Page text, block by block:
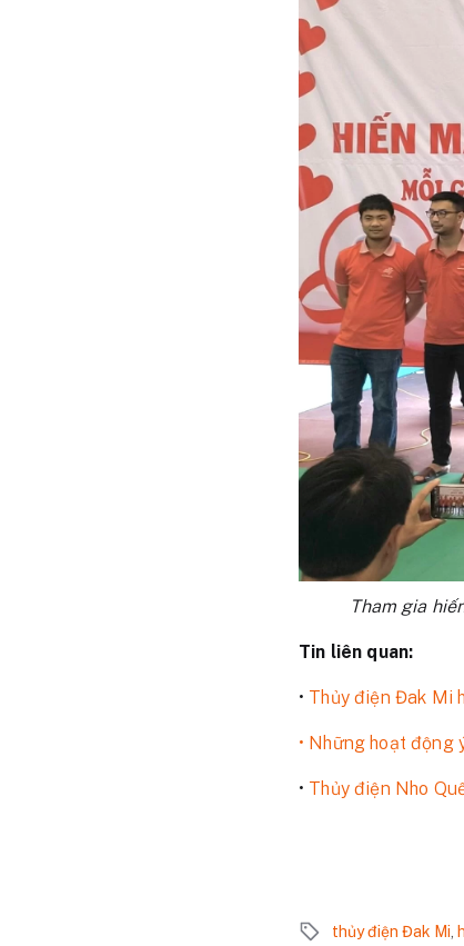
Tham gia
Tin liên quan:
• Thủy điện Đak Mi
• Những hoạt động
• Thủy điện Nho
thủy điện Đak Mi